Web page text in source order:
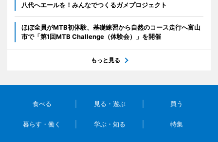
八代へエールを！みんなでつくるガメプロジェクト
ほぼ全員がMTB初体験、基礎練習から自然のコース走行へ富山
市で「第1回MTB Challenge（体験会）」を開催
もっと見る
食べる 見る・遊ぶ 買う
暮らす・働く 学ぶ・知る 特集